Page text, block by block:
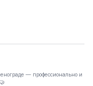
— профессионально и